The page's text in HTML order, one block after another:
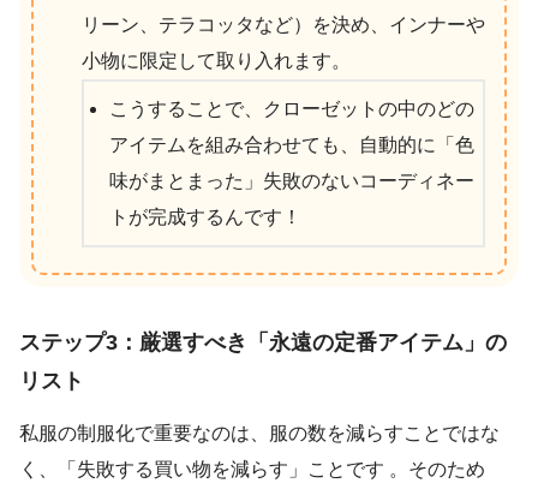
リーン、テラコッタなど）を決め、インナーや
小物に限定して取り入れます。
こうすることで、クローゼットの中のどの
アイテムを組み合わせても、自動的に「色
味がまとまった」失敗のないコーディネー
トが完成するんです！
ステップ3：厳選すべき「永遠の定番アイテム」の
リスト
私服の制服化で重要なのは、服の数を減らすことではな
く、「失敗する買い物を減らす」ことです 。そのため